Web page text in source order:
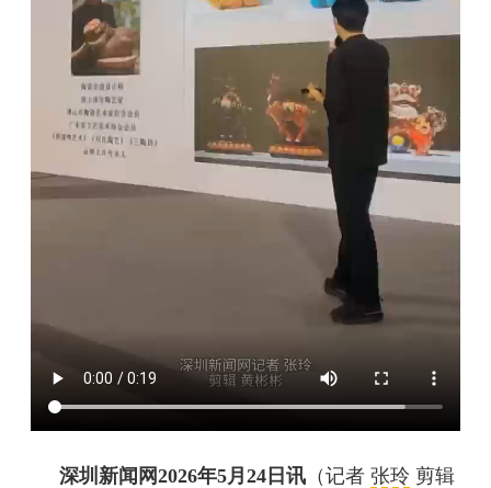
深圳新闻网2026年5月24日讯（记者 张玲 剪辑